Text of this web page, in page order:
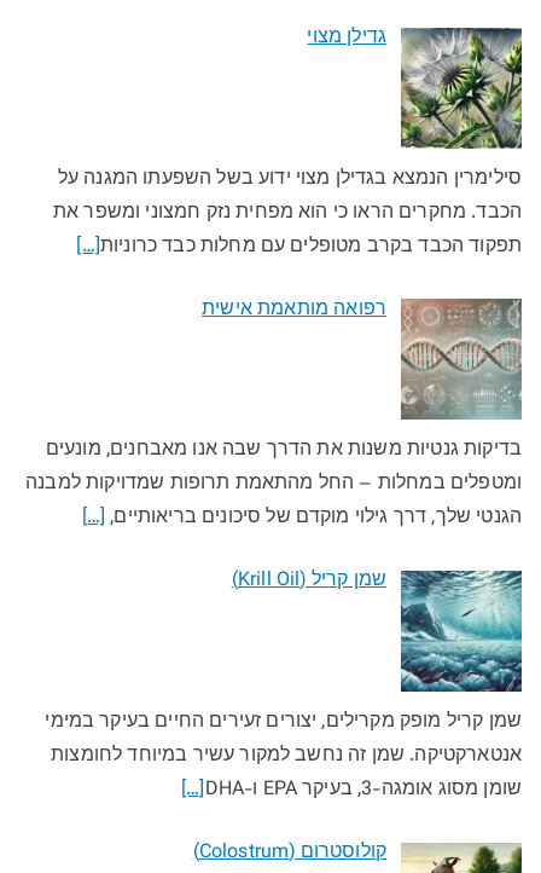
גדילן מצוי
סילימרין הנמצא בגדילן מצוי ידוע בשל השפעתו המגנה על
הכבד. מחקרים הראו כי הוא מפחית נזק חמצוני ומשפר את
תפקוד הכבד בקרב מטופלים עם מחלות כבד כרוניות[…]
רפואה מותאמת אישית
בדיקות גנטיות משנות את הדרך שבה אנו מאבחנים, מונעים
ומטפלים במחלות – החל מהתאמת תרופות שמדויקות למבנה
הגנטי שלך, דרך גילוי מוקדם של סיכונים בריאותיים, […]
שמן קריל (Krill Oil)
שמן קריל מופק מקרילים, יצורים זעירים החיים בעיקר במימי
אנטארקטיקה. שמן זה נחשב למקור עשיר במיוחד לחומצות
שומן מסוג אומגה-3, בעיקר EPA ו-DHA
[…]
קולוסטרום (Colostrum)